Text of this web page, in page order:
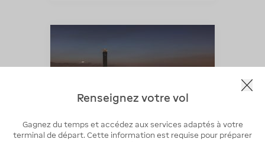
Renseignez votre vol
Gagnez du temps et accédez aux services adaptés à votre
terminal de départ. Cette information est requise pour préparer